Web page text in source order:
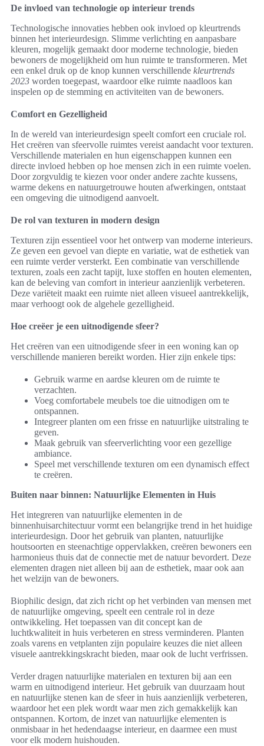
De invloed van technologie op interieur trends
Technologische innovaties hebben ook invloed op kleurtrends
binnen het interieurdesign. Slimme verlichting en aanpasbare
kleuren, mogelijk gemaakt door moderne technologie, bieden
bewoners de mogelijkheid om hun ruimte te transformeren. Met
een enkel druk op de knop kunnen verschillende kleurtrends
2023 worden toegepast, waardoor elke ruimte naadloos kan
inspelen op de stemming en activiteiten van de bewoners.
Comfort en Gezelligheid
In de wereld van interieurdesign speelt comfort een cruciale rol.
Het creëren van sfeervolle ruimtes vereist aandacht voor texturen.
Verschillende materialen en hun eigenschappen kunnen een
directe invloed hebben op hoe mensen zich in een ruimte voelen.
Door zorgvuldig te kiezen voor onder andere zachte kussens,
warme dekens en natuurgetrouwe houten afwerkingen, ontstaat
een omgeving die uitnodigend aanvoelt.
De rol van texturen in modern design
Texturen zijn essentieel voor het ontwerp van moderne interieurs.
Ze geven een gevoel van diepte en variatie, wat de esthetiek van
een ruimte verder versterkt. Een combinatie van verschillende
texturen, zoals een zacht tapijt, luxe stoffen en houten elementen,
kan de beleving van comfort in interieur aanzienlijk verbeteren.
Deze variëteit maakt een ruimte niet alleen visueel aantrekkelijk,
maar verhoogt ook de algehele gezelligheid.
Hoe creëer je een uitnodigende sfeer?
Het creëren van een uitnodigende sfeer in een woning kan op
verschillende manieren bereikt worden. Hier zijn enkele tips:
Gebruik warme en aardse kleuren om de ruimte te
verzachten.
Voeg comfortabele meubels toe die uitnodigen om te
ontspannen.
Integreer planten om een frisse en natuurlijke uitstraling te
geven.
Maak gebruik van sfeerverlichting voor een gezellige
ambiance.
Speel met verschillende texturen om een dynamisch effect
te creëren.
Buiten naar binnen: Natuurlijke Elementen in Huis
Het integreren van natuurlijke elementen in de
binnenhuisarchitectuur vormt een belangrijke trend in het huidige
interieurdesign. Door het gebruik van planten, natuurlijke
houtsoorten en steenachtige oppervlakken, creëren bewoners een
harmonieus thuis dat de connectie met de natuur bevordert. Deze
elementen dragen niet alleen bij aan de esthetiek, maar ook aan
het welzijn van de bewoners.
Biophilic design, dat zich richt op het verbinden van mensen met
de natuurlijke omgeving, speelt een centrale rol in deze
ontwikkeling. Het toepassen van dit concept kan de
luchtkwaliteit in huis verbeteren en stress verminderen. Planten
zoals varens en vetplanten zijn populaire keuzes die niet alleen
visuele aantrekkingskracht bieden, maar ook de lucht verfrissen.
Verder dragen natuurlijke materialen en texturen bij aan een
warm en uitnodigend interieur. Het gebruik van duurzaam hout
en natuurlijke stenen kan de sfeer in huis aanzienlijk verbeteren,
waardoor het een plek wordt waar men zich gemakkelijk kan
ontspannen. Kortom, de inzet van natuurlijke elementen is
onmisbaar in het hedendaagse interieur, en daarmee een must
voor elk modern huishouden.